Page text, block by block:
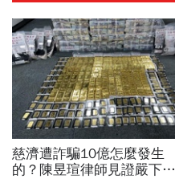
慈濟遭詐騙10億怎麼發生
的？陳昱瑄律師見證嚴下跪